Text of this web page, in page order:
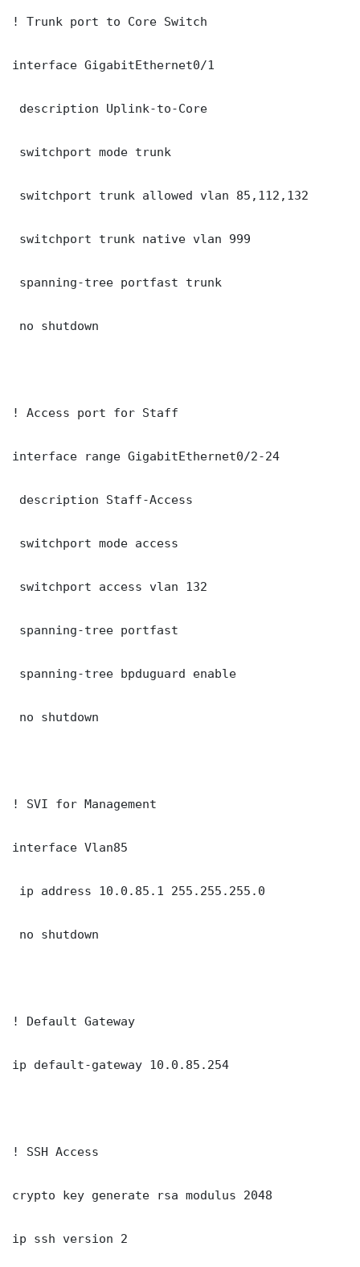
! Trunk port to Core Switch
interface GigabitEthernet0/1
description Uplink-to-Core
switchport mode trunk
switchport trunk allowed vlan 85,112,132
switchport trunk native vlan 999
spanning-tree portfast trunk
no shutdown
! Access port for Staff
interface range GigabitEthernet0/2-24
description Staff-Access
switchport mode access
switchport access vlan 132
spanning-tree portfast
spanning-tree bpduguard enable
no shutdown
! SVI for Management
interface Vlan85
ip address 10.0.85.1 255.255.255.0
no shutdown
! Default Gateway
ip default-gateway 10.0.85.254
! SSH Access
crypto key generate rsa modulus 2048
ip ssh version 2